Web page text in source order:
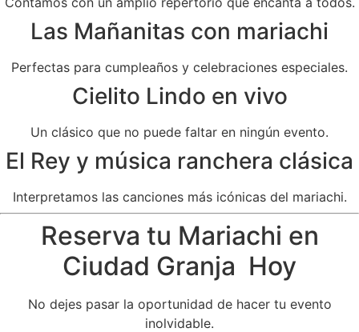
Las Mañanitas con mariachi
Perfectas para cumpleaños y celebraciones especiales.
Cielito Lindo en vivo
Un clásico que no puede faltar en ningún evento.
El Rey y música ranchera clásica
Interpretamos las canciones más icónicas del mariachi.
Reserva tu Mariachi en
Ciudad Granja Hoy
No dejes pasar la oportunidad de hacer tu evento
inolvidable.